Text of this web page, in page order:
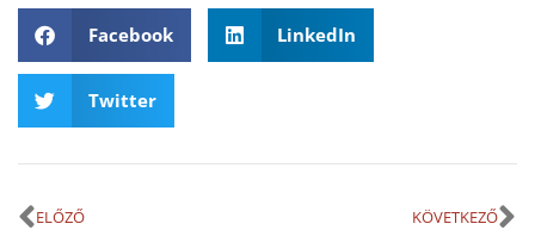
Facebook LinkedIn
Twitter
ELŐZŐ KÖVETKEZŐ